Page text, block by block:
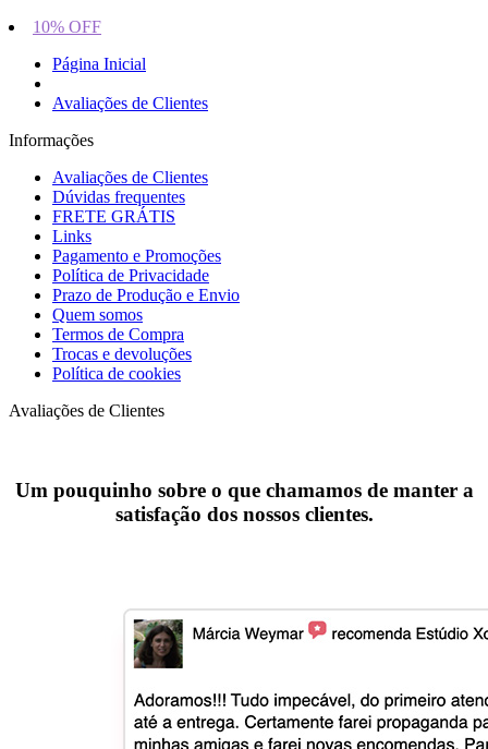
10% OFF
Página Inicial
Avaliações de Clientes
Informações
Avaliações de Clientes
Dúvidas frequentes
FRETE GRÁTIS
Links
Pagamento e Promoções
Política de Privacidade
Prazo de Produção e Envio
Quem somos
Termos de Compra
Trocas e devoluções
Política de cookies
Avaliações de Clientes
Um pouquinho sobre o que chamamos de manter a
satisfação dos nossos clientes.